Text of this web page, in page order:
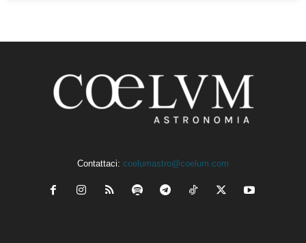
Contattaci: coelumastro@coelum.com